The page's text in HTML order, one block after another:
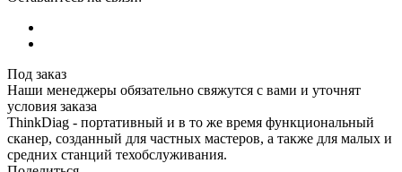
Под заказ
Наши менеджеры обязательно свяжутся с вами и уточнят
условия заказа
ThinkDiag - портативный и в то же время функциональный
сканер, созданный для частных мастеров, а также для малых и
средних станций техобслуживания.